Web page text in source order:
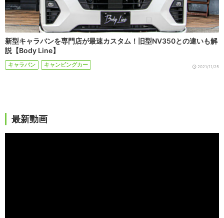
新型キャラバンを専門店が最速カスタム！旧型NV350との違いも解
説【Body Line】
キャラバン キャンピングカー 2021/11/25
最新動画